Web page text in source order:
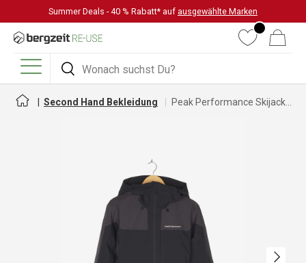
DIREKT ZUM INHALT
Summer Deals - 40 % Rabatt* auf ausgewählte Marken
Suchen
Suchen
WunschlisteWarenkorb
Menü
Second Hand Bekleidung
Nächste